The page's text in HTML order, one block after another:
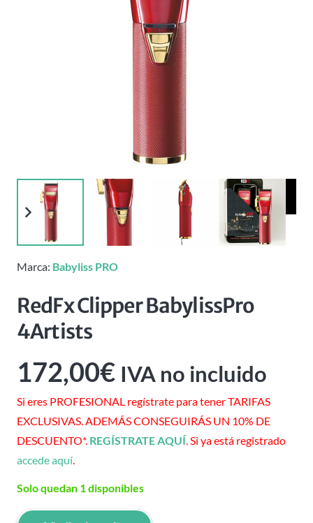
Marca: Babyliss PRO
RedFx Clipper BabylissPro
4Artists
172,00€ IVA no incluido
Si eres PROFESIONAL regístrate para tener TARIFAS
EXCLUSIVAS. ADEMÁS CONSEGUIRÁS UN 10% DE
DESCUENTO*. REGÍSTRATE AQUÍ. Si ya está registrado
accede aquí.
Solo quedan 1 disponibles